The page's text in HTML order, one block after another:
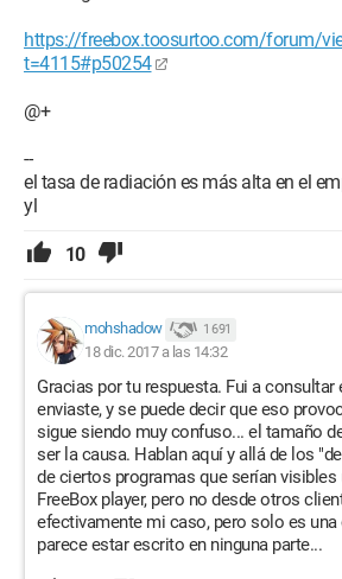
https://freebox.toosurtoo.com/forum/
t=4115#p50254
@+
--
el tasa de radiación es más alta en el
yl
10
mohshadow 1 691
18 dic. 2017 a las 14:32
Gracias por tu respuesta. Fui a
enviaste, y se puede decir que eso
sigue siendo muy confuso... el tamaño
ser la causa. Hablan aquí y allá de los
de ciertos programas que serían visibles
FreeBox player, pero no desde otros
efectivamente mi caso, pero solo es
parece estar escrito en ninguna parte...